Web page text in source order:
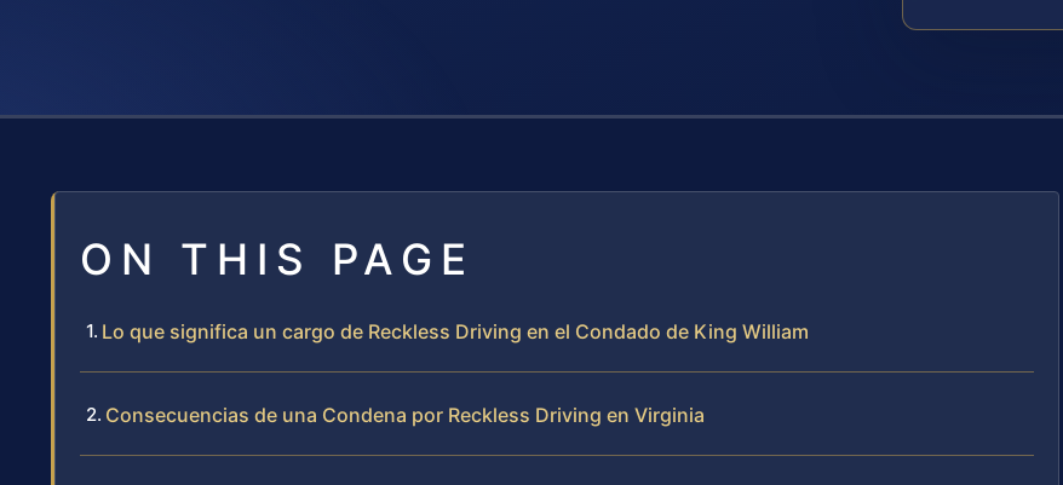
ON THIS PAGE
Lo que significa un cargo de Reckless Driving en el Condado de King William
Consecuencias de una Condena por Reckless Driving en Virginia